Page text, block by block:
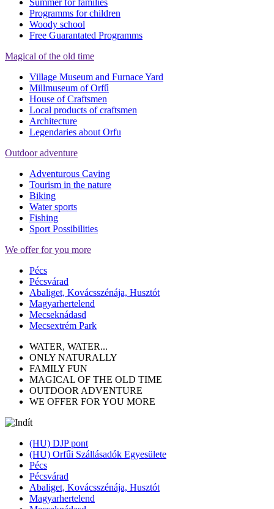
Summer for families
Programms for children
Woody school
Free Guarantated Programms
Magical of the old time
Village Museum and Furnace Yard
Millmuseum of Orfű
House of Craftsmen
Local products of craftsmen
Architecture
Legendaries about Orfu
Outdoor adventure
Adventurous Caving
Tourism in the nature
Biking
Water sports
Fishing
Sport Possibilities
We offer for you more
Pécs
Pécsvárad
Abaliget, Kovácsszénája, Husztót
Magyarhertelend
Mecseknádasd
Mecsextrém Park
WATER, WATER...
ONLY NATURALLY
FAMILY FUN
MAGICAL OF THE OLD TIME
OUTDOOR ADVENTURE
WE OFFER FOR YOU MORE
(HU) DJP pont
(HU) Orfűi Szállásadók Egyesülete
Pécs
Pécsvárad
Abaliget, Kovácsszénája, Husztót
Magyarhertelend